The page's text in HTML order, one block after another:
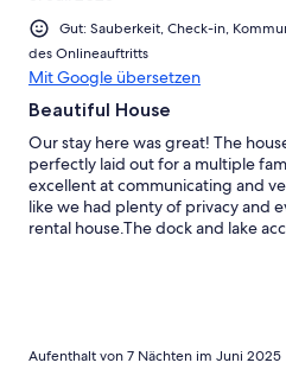
Gut: Sauberkeit, Check-in,
des Onlineauftritts
Mit Google übersetzen
Beautiful House
Our stay here was great! The
perfectly laid out for a multiple
excellent at communicating and
like we had plenty of privacy and
rental house.The dock and lake
Aufenthalt von 7 Nächten im Juni 2025